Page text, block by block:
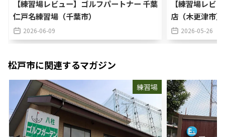
【練習場レビュー】ゴルフパートナー 千葉
仁戸名練習場（千葉市）
2026-06-09
【練習場レビ
店（木更津市）
2026-05-26
松戸市に関連するマガジン
練習場